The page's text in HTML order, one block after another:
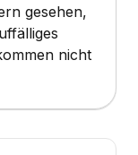
gesehen,
nicht